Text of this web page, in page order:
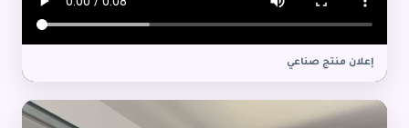
إعلان منتج صناعي